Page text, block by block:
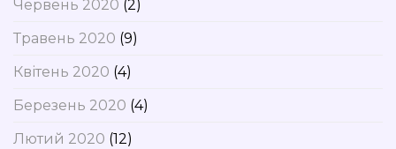
Червень 2020 (2)
Травень 2020 (9)
Квітень 2020 (4)
Березень 2020 (4)
Лютий 2020 (12)